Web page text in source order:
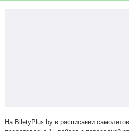
На BiletyPlus.by в расписании